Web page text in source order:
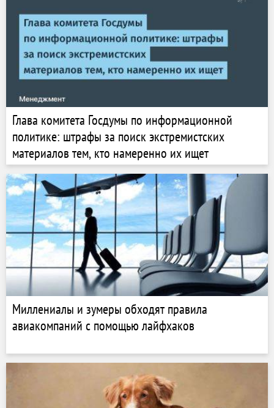
Глава комитета Госдумы по информационной
политике: штрафы за поиск экстремистских
материалов тем, кто намеренно их ищет
Миллениалы и зумеры обходят правила
авиакомпаний с помощью лайфхаков